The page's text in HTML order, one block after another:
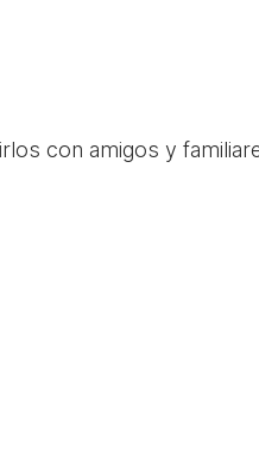
con amigos y